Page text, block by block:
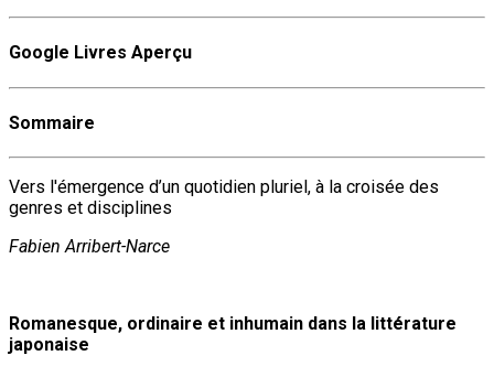
Google Livres Aperçu
Sommaire
Vers l'émergence d’un quotidien pluriel, à la croisée des
genres et disciplines
Fabien Arribert-Narce
Romanesque, ordinaire et inhumain dans la littérature
japonaise